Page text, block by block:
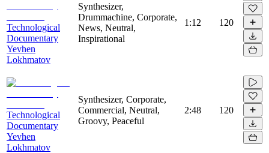
Technological
Documentary
Yevhen
Lokhmatov
Synthesizer,
Drummachine, Corporate,
News, Neutral,
Inspirational
1:12 120
Technological
Documentary
Yevhen
Lokhmatov
Synthesizer, Corporate,
Commercial, Neutral,
Groovy, Peaceful
2:48 120